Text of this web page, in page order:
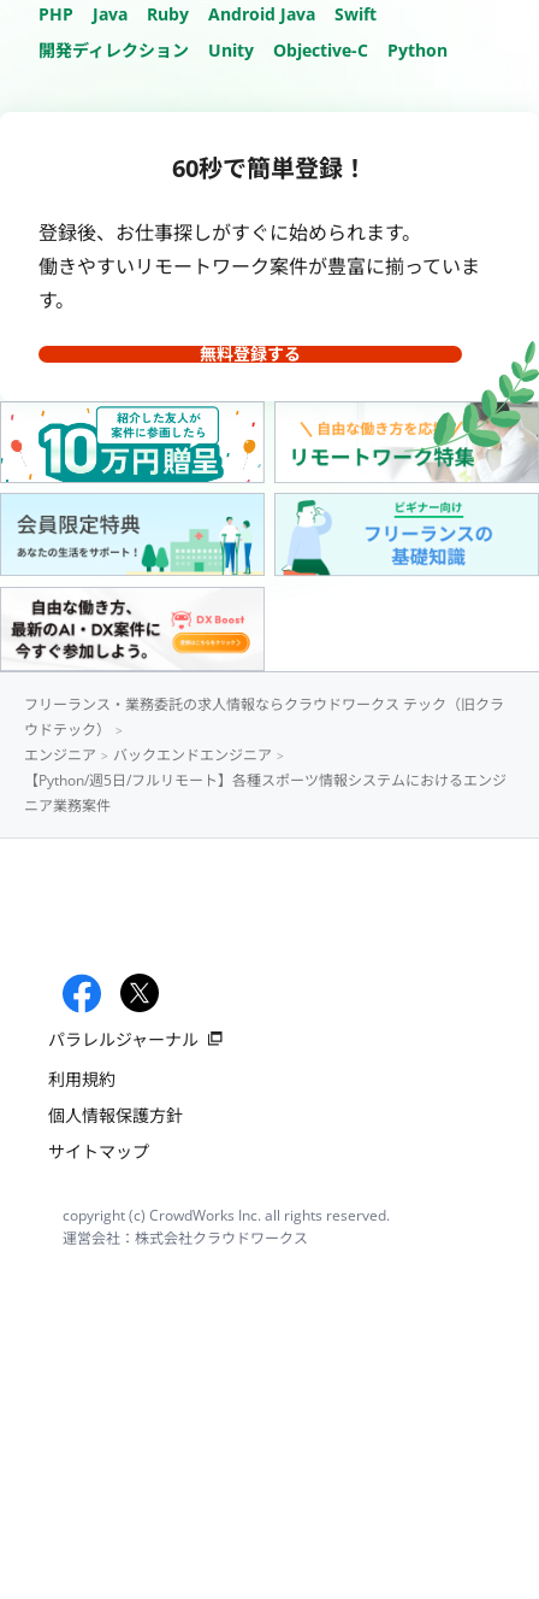
PHP Java Ruby Android Java
Swift
開発ディレクション
Unity Objective-C Python
60秒で簡単登録！
登録後、お仕事探しがすぐに始められます。
働きやすいリモートワーク案件が豊富に揃っていま
す。
無料登録する
フリーランス・業務委託の求人情報ならクラウドワークス テック（旧クラ
ウドテック）
エンジニア
バックエンドエンジニア
【Python/週5日/フルリモート】各種スポーツ情報システムにおけるエンジ
ニア業務案件
パラレルジャーナル
利用規約
個人情報保護方針
サイトマップ
copyright (c) CrowdWorks Inc. all rights reserved.
運営会社：株式会社クラウドワークス